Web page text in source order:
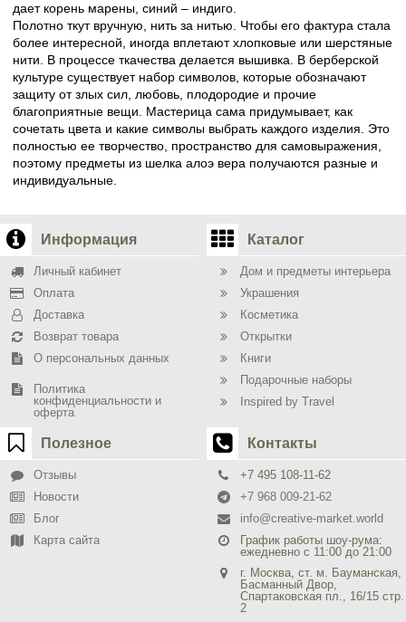
дает корень марены, синий – индиго.
Полотно ткут вручную, нить за нитью. Чтобы его фактура стала
более интересной, иногда вплетают хлопковые или шерстяные
нити. В процессе ткачества делается вышивка. В берберской
культуре существует набор символов, которые обозначают
защиту от злых сил, любовь, плодородие и прочие
благоприятные вещи. Мастерица сама придумывает, как
сочетать цвета и какие символы выбрать каждого изделия. Это
полностью ее творчество, пространство для самовыражения,
поэтому предметы из шелка алоэ вера получаются разные и
индивидуальные.
Информация
Личный кабинет
Оплата
Доставка
Возврат товара
О персональных данных
Политика
конфиденциальности и
оферта
Каталог
Дом и предметы интерьера
Украшения
Косметика
Открытки
Книги
Подарочные наборы
Inspired by Travel
Полезное
Отзывы
Новости
Блог
Карта сайта
Контакты
+7 495 108-11-62
+7 968 009-21-62
info@creative-market.world
График работы шоу-рума:
ежедневно с 11:00 до 21:00
г. Москва, ст. м. Бауманская,
Басманный Двор,
Спартаковская пл., 16/15 стр.
2